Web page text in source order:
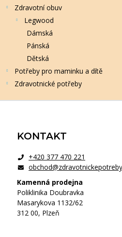
Zdravotní obuv
Legwood
Dámská
Pánská
Dětská
Potřeby pro maminku a dítě
Zdravotnické potřeby
KONTAKT
+420 377 470 221
Kamenná prodejna
Poliklinika Doubravka
Masarykova 1132/62
312 00, Plzeň